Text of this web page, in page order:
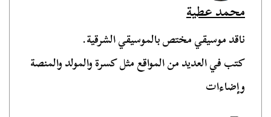
محمد عطية
ناقد موسيقي مختص بالموسيقي الشرقية.
كتب في العديد من المواقع مثل كسرة والمولد والمنصة
وإضاءات